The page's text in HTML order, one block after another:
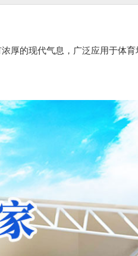
厚的现代气息，广泛应用于体